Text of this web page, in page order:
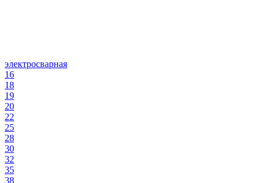
электросварная
16
18
19
20
22
25
28
30
32
35
38